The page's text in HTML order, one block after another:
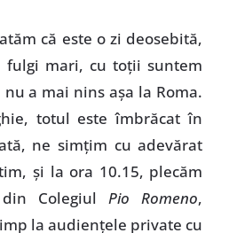
că este o zi deosebită,
fulgi mari, cu toţii suntem
a mai nins aşa la Roma.
totul este îmbrăcat în
ne simţim cu adevărat
şi la ora 10.15, plecăm
ColegiulPio Romeno,
la audienţele private cu